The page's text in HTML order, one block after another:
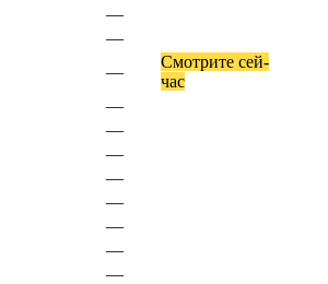
—
—
—
Смот­ри­те сей­
час
—
—
—
—
—
—
—
—